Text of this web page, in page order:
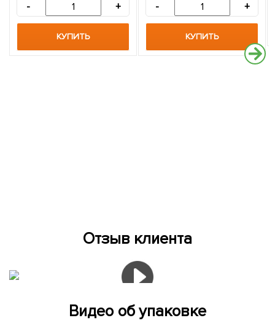
- +
КУПИТЬ
- +
КУПИТЬ
Отзыв клиента
Видео об упаковке